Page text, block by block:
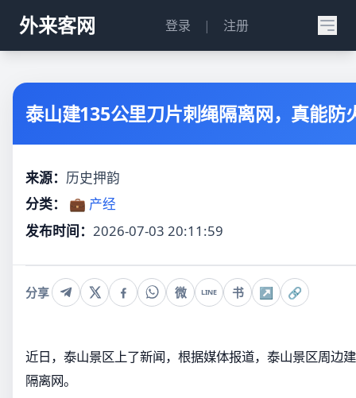
外来客网 登录 | 注册
泰山建135公里刀片刺绳隔离网，真能防
来源： 历史押韵
分类：
💼 产经
发布时间： 2026-07-03 20:11:59
分享 微 LINE 书 ↗ 🔗
近日，泰山景区上了新闻，根据媒体报道，泰山景区周边
隔离网。